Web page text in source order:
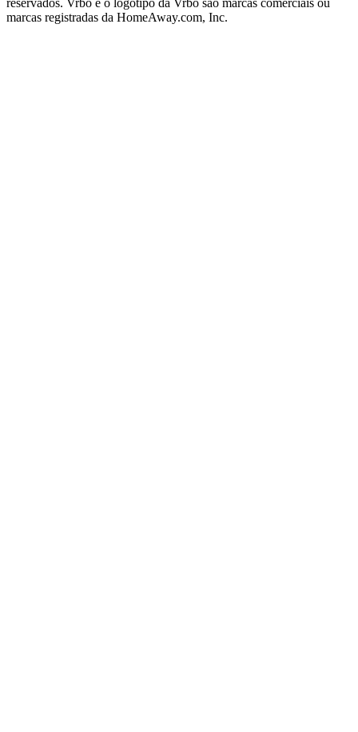
reservados. Vrbo e o logotipo da Vrbo são marcas comerciais ou
marcas registradas da HomeAway.com, Inc.